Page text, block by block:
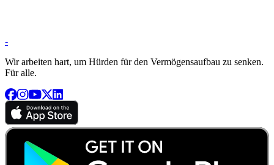
-
Wir arbeiten hart, um Hürden für den Vermögensaufbau zu senken.
Für alle.